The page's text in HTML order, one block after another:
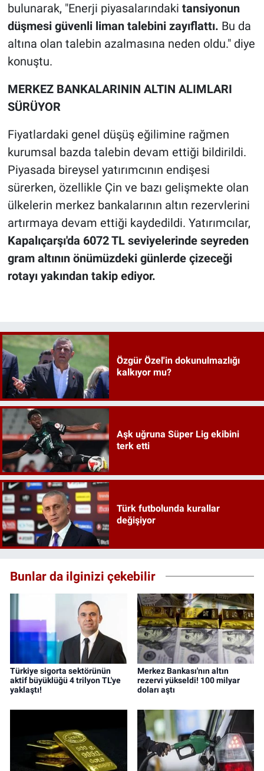
bulunarak, "Enerji piyasalarındaki tansiyonun
düşmesi güvenli liman talebini zayıflattı. Bu da
altına olan talebin azalmasına neden oldu." diye
konuştu.
MERKEZ BANKALARININ ALTIN ALIMLARI
SÜRÜYOR
Fiyatlardaki genel düşüş eğilimine rağmen
kurumsal bazda talebin devam ettiği bildirildi.
Piyasada bireysel yatırımcının endişesi
sürerken, özellikle Çin ve bazı gelişmekte olan
ülkelerin merkez bankalarının altın rezervlerini
artırmaya devam ettiği kaydedildi. Yatırımcılar,
Kapalıçarşı'da 6072 TL seviyelerinde seyreden
gram altının önümüzdeki günlerde çizeceği
rotayı yakından takip ediyor.
Özgür Özel'in dokunulmazlığı
kalkıyor mu?
Aşk uğruna Süper Lig ekibini
terk etti
Türk futbolunda kurallar
değişiyor
Bunlar da ilginizi çekebilir
Türkiye sigorta sektörünün
aktif büyüklüğü 4 trilyon TL'ye
yaklaştı!
Merkez Bankası'nın altın
rezervi yükseldi! 100 milyar
doları aştı